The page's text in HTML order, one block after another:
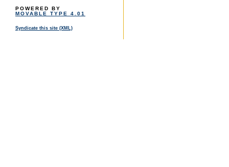
POWERED BY
MOVABLE TYPE 4.01
Syndicate this site (XML)